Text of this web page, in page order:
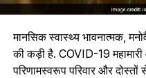
मानसिक स्वास्थ्य भावनात्मक,
की कड़ी है. COVID-19
परिणामस्वरूप परिवार और